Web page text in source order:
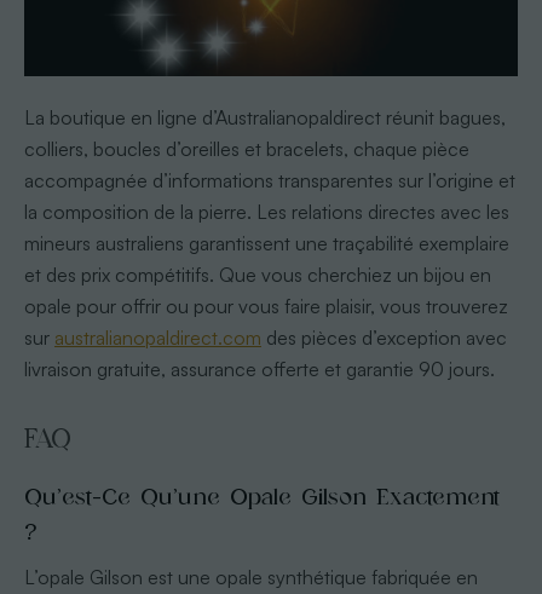
La boutique en ligne d’Australianopaldirect réunit bagues,
colliers, boucles d’oreilles et bracelets, chaque pièce
accompagnée d’informations transparentes sur l’origine et
la composition de la pierre. Les relations directes avec les
mineurs australiens garantissent une traçabilité exemplaire
et des prix compétitifs. Que vous cherchiez un bijou en
opale pour offrir ou pour vous faire plaisir, vous trouverez
sur australianopaldirect.com des pièces d’exception avec
livraison gratuite, assurance offerte et garantie 90 jours.
FAQ
Qu’est-Ce Qu’une Opale Gilson Exactement
?
L’opale Gilson est une opale synthétique fabriquée en